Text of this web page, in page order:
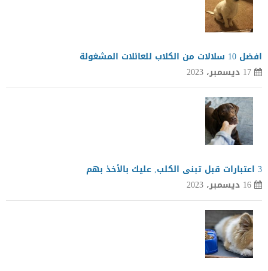
افضل 10 سلالات من الكلاب للعائلات المشغولة
17 ديسمبر، 2023
3 اعتبارات قبل تبنى الكلب, عليك بالأخذ بهم
16 ديسمبر، 2023